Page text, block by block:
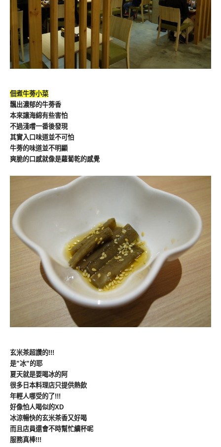
佃煮牛蒡小菜
飄出濃郁的牛蒡香
本來讓海綿有些害怕
不過淺嚐一番後發現
其實入口味道並不可怕
牛蒡的味道並不明顯
爽脆的口感就像是蘿蔔乾的感覺
玄米茶超讚的!!!
是”冰”的耶
夏天就是要喝冰的阿
很多日本料理店只提供熱飲
年輕人哪受的了!!!
好像怕人喝似的XD
冰涼暢快的玄米茶香又好喝
而且店員還會不時幫忙續杯呢
服務真棒!!!